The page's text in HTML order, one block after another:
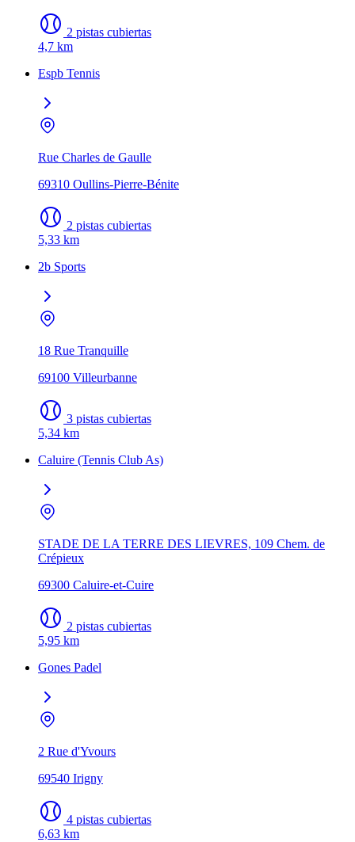
2 pistas cubiertas
4,7 km
Espb Tennis
Rue Charles de Gaulle
69310 Oullins-Pierre-Bénite
2 pistas cubiertas
5,33 km
2b Sports
18 Rue Tranquille
69100 Villeurbanne
3 pistas cubiertas
5,34 km
Caluire (Tennis Club As)
STADE DE LA TERRE DES LIEVRES, 109 Chem. de
Crépieux
69300 Caluire-et-Cuire
2 pistas cubiertas
5,95 km
Gones Padel
2 Rue d'Yvours
69540 Irigny
4 pistas cubiertas
6,63 km